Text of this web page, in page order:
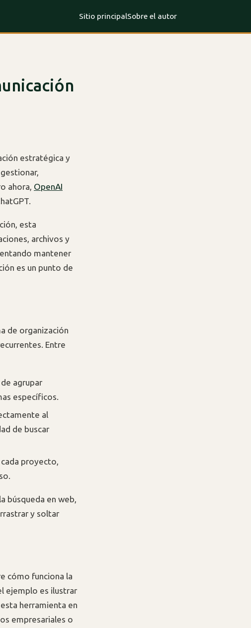
Sitio principalSobre el autor
estratégica y
ahora, OpenAI
esta
archivos y
mantener
es un punto de
de organización
Entre
agrupar
específicos.
al
de buscar
proyecto,
búsqueda en web,
y soltar
cómo funciona la
ejemplo es ilustrar
herramienta en
empresariales o